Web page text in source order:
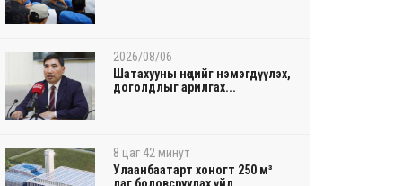
2026/08/06
Шатахууны нөөцийг нэмэгдүүлэх,
доголдлыг арилгах...
8 цаг 42 минут
Улаанбаатарт хоногт 250 м³
лаг боловсруулах үйл...